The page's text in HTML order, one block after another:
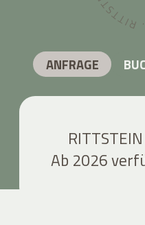
Ab 2026
ANFRAGE